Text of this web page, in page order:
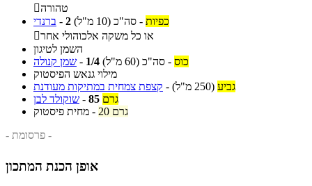
טהורה
ברנדי - 2 כפיות - סה"כ (10 מ"ל)
או כל משקה אלכוהולי אחר
השמן לטיגון
שמן קנולה - 1/4 כוס - סה"כ (60 מ"ל)
מילוי גנאש הפיסטוק
קצפת צמחית במתיקות מעודנת - גביע (250 מ"ל)
שוקולד לבן - 85 גרם
מחית פיסטוק -
20 גרם
- פרסומת -
אופן הכנת המתכון